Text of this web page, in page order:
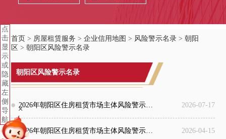
点
击
显
示
或
隐
藏
左
侧
导
航
首页 > 房屋租赁服务 >企业信用地图 > 风险警示名录 >朝阳
区 >朝阳区风险警示名录
朝阳区风险警示名录
2026年朝阳区住房租赁市场主体风险警示名单（二） 2026-07-17
2026年朝阳区住房租赁市场主体风险警示名单（一） 2026-04-15
+